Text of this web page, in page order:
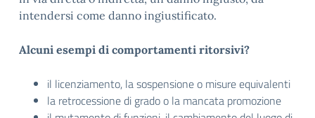
intendersi come danno ingiustificato.
Alcuni esempi di comportamenti ritorsivi?
il licenziamento, la sospensione o misure equivalenti
la retrocessione di grado o la mancata promozione